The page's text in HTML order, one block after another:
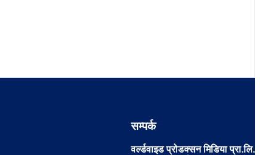
सम्पर्क
वर्ल्डवाइड प्रोडक्सन मिडिया प्रा.लि.